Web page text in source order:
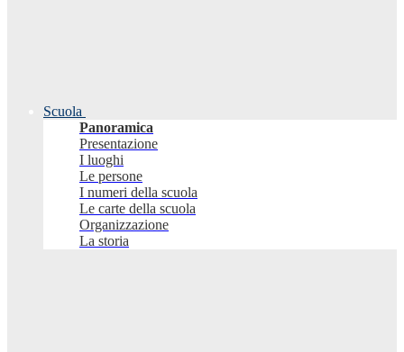
Scuola
Panoramica
Presentazione
I luoghi
Le persone
I numeri della scuola
Le carte della scuola
Organizzazione
La storia